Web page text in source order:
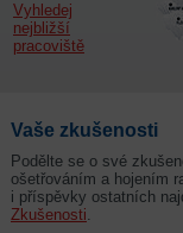
Vyhledej
nejbližší
pracoviště
Vaše zkušenosti
Podělte se o své
ošetřováním a hojením
i příspěvky ostatních
Zkušenosti.